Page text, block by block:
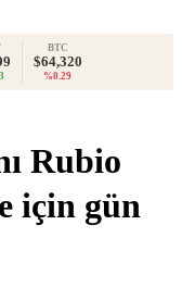
BTC
$64,320
%0.29
Rubio
için gün